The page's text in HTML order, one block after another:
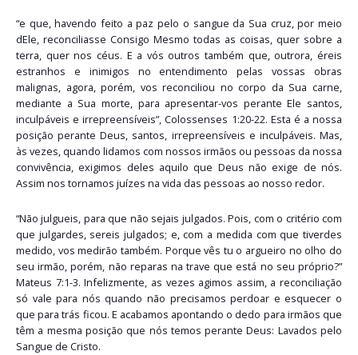
“e que, havendo feito a paz pelo o sangue da Sua cruz, por meio
dEle, reconciliasse Consigo Mesmo todas as coisas, quer sobre a
terra, quer nos céus. E a vós outros também que, outrora, éreis
estranhos e inimigos no entendimento pelas vossas obras
malignas, agora, porém, vos reconciliou no corpo da Sua carne,
mediante a Sua morte, para apresentar-vos perante Ele santos,
inculpáveis e irrepreensíveis”, Colossenses 1:20-22. Esta é a nossa
posição perante Deus, santos, irrepreensíveis e inculpáveis. Mas,
às vezes, quando lidamos com nossos irmãos ou pessoas da nossa
convivência, exigimos deles aquilo que Deus não exige de nós.
Assim nos tornamos juízes na vida das pessoas ao nosso redor.
“Não julgueis, para que não sejais julgados. Pois, com o critério com
que julgardes, sereis julgados; e, com a medida com que tiverdes
medido, vos medirão também. Porque vês tu o argueiro no olho do
seu irmão, porém, não reparas na trave que está no seu próprio?”
Mateus 7:1-3. Infelizmente, as vezes agimos assim, a reconciliação
só vale para nós quando não precisamos perdoar e esquecer o
que para trás ficou. E acabamos apontando o dedo para irmãos que
têm a mesma posição que nós temos perante Deus: Lavados pelo
Sangue de Cristo.